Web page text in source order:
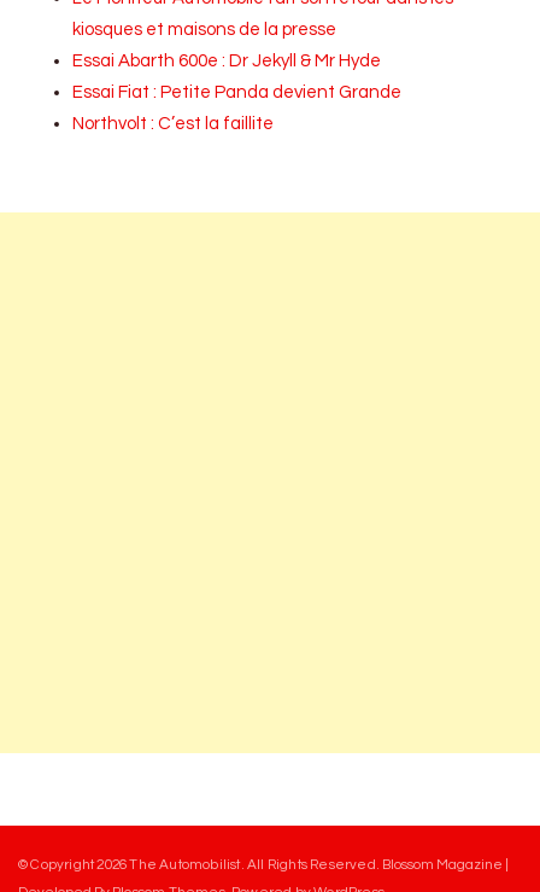
kiosques et maisons de la presse
Essai Abarth 600e : Dr Jekyll & Mr Hyde
Essai Fiat : Petite Panda devient Grande
Northvolt : C’est la faillite
© Copyright 2026The Automobilist. All Rights Reserved. Blossom Magazine |